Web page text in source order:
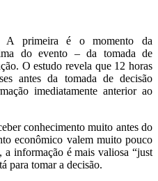
A primeira é o momento da
do evento – da tomada de
O estudo revela que 12 horas
antes da tomada de decisão
imediatamente anterior ao
conhecimento muito antes do
econômico valem muito pouco
a informação é mais valiosa “just
para tomar a decisão.